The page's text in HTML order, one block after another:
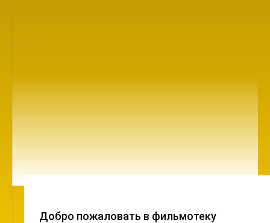
Добро пожаловать в фильмотеку